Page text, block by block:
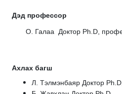
Дэд профессор
О. Галаа Доктор Ph.D,
Ахлах багш
Л. Тэлмэнбаяр Доктор